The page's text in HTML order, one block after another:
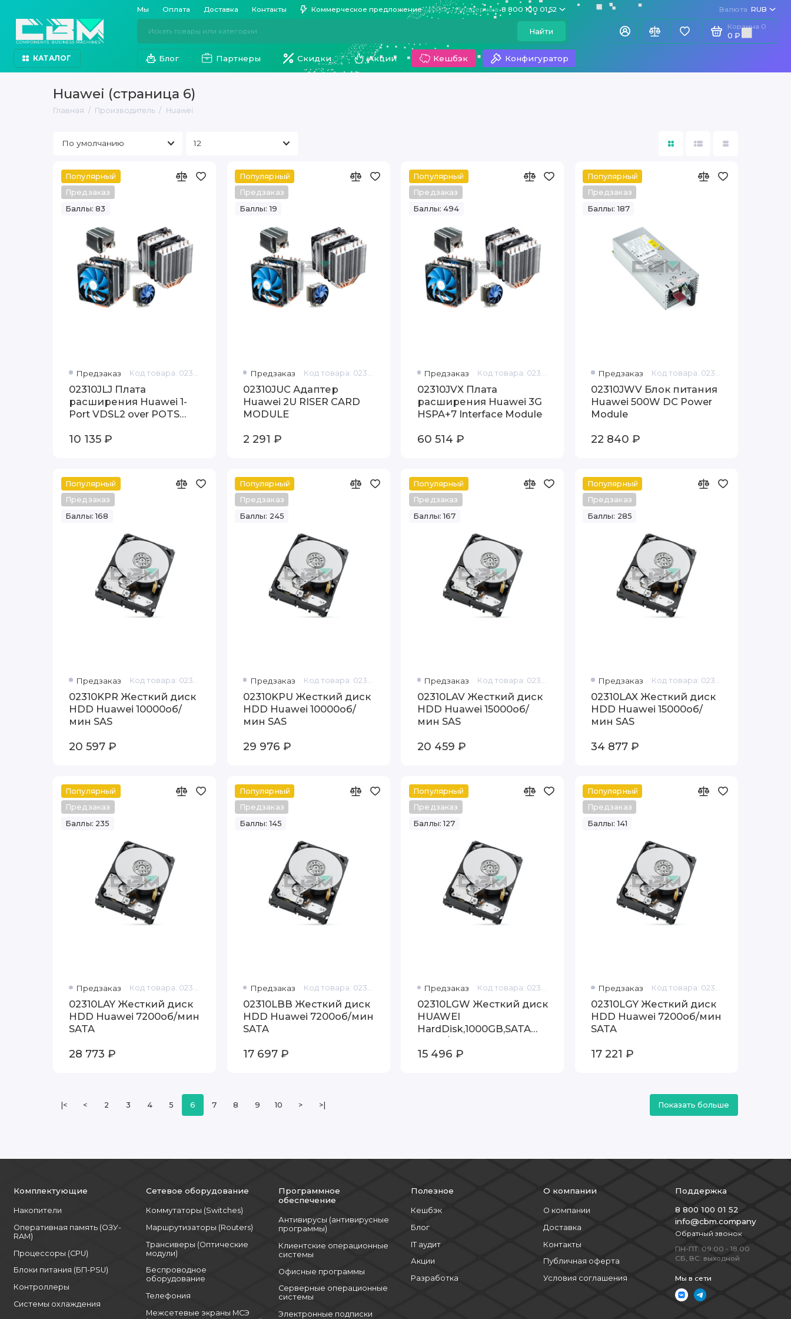
Мы Оплата Доставка Контакты Коммерческое предложение Поддержка 8 800 100 01 52 Валюта RUB
Найти
Корзина 0
0 ₽
КАТАЛОГ Блог Партнеры Скидки Акции Кешбэк Конфигуратор
Huawei (страница 6)
Главная Производитель Huawei
Популярный
Предзаказ
Баллы: 83
Предзаказ Код товара: 02310JLJ
02310JLJ Плата
расширения Huawei 1-
Port VDSL2 over POTS
10 135 ₽
Популярный
Предзаказ
Баллы: 19
Предзаказ Код товара: 02310JUC
02310JUC Адаптер
Huawei 2U RISER CARD
MODULE
2 291 ₽
Популярный
Предзаказ
Баллы: 494
Предзаказ Код товара: 02310JVX
02310JVX Плата
расширения Huawei 3G
HSPA+7 Interface Module
60 514 ₽
Популярный
Предзаказ
Баллы: 187
Предзаказ Код товара: 02310JWV
02310JWV Блок питания
Huawei 500W DC Power
Module
22 840 ₽
Популярный
Предзаказ
Баллы: 168
Предзаказ Код товара: 02310KPR
02310KPR Жесткий диск
HDD Huawei 10000об/
мин SAS
20 597 ₽
Популярный
Предзаказ
Баллы: 245
Предзаказ Код товара: 02310KPU
02310KPU Жесткий диск
HDD Huawei 10000об/
мин SAS
29 976 ₽
Популярный
Предзаказ
Баллы: 167
Предзаказ Код товара: 02310LAV
02310LAV Жесткий диск
HDD Huawei 15000об/
мин SAS
20 459 ₽
Популярный
Предзаказ
Баллы: 285
Предзаказ Код товара: 02310LAX
02310LAX Жесткий диск
HDD Huawei 15000об/
мин SAS
34 877 ₽
Популярный
Предзаказ
Баллы: 235
Предзаказ Код товара: 02310LAY
02310LAY Жесткий диск
HDD Huawei 7200об/мин
SATA
28 773 ₽
Популярный
Предзаказ
Баллы: 145
Предзаказ Код товара: 02310LBB
02310LBB Жесткий диск
HDD Huawei 7200об/мин
SATA
17 697 ₽
Популярный
Предзаказ
Баллы: 127
Предзаказ Код товара: 02310LGW
02310LGW Жесткий диск
HUAWEI
HardDisk,1000GB,SATA
Above,3.5,32M or
15 496 ₽
Популярный
Предзаказ
Баллы: 141
Предзаказ Код товара: 02310LGY
02310LGY Жесткий диск
HDD Huawei 7200об/мин
SATA
17 221 ₽
|< < 2 3 4 5 6 7 8 9 10 > >| Показать больше
Комплектующие
Накопители
Оперативная память (ОЗУ-
RAM)
Процессоры (CPU)
Блоки питания (БП-PSU)
Контроллеры
Системы охлаждения
Сетевое оборудование
Коммутаторы (Switches)
Маршрутизаторы (Routers)
Трансиверы (Оптические
модули)
Беспроводное
оборудование
Телефония
Межсетевые экраны МСЭ
Программное
обеспечение
Антивирусы (антивирусные
программы)
Клиентские операционные
системы
Офисные программы
Серверные операционные
системы
Электронные подписки
Полезное
Кешбэк
Блог
IT аудит
Акции
Разработка
О компании
О компании
Доставка
Контакты
Публичная оферта
Условия соглашения
Поддержка
8 800 100 01 52
info@cbm.company
Обратный звонок
ПН-ПТ: 09:00 - 18:00
СБ, ВС: выходной
Мы в сети